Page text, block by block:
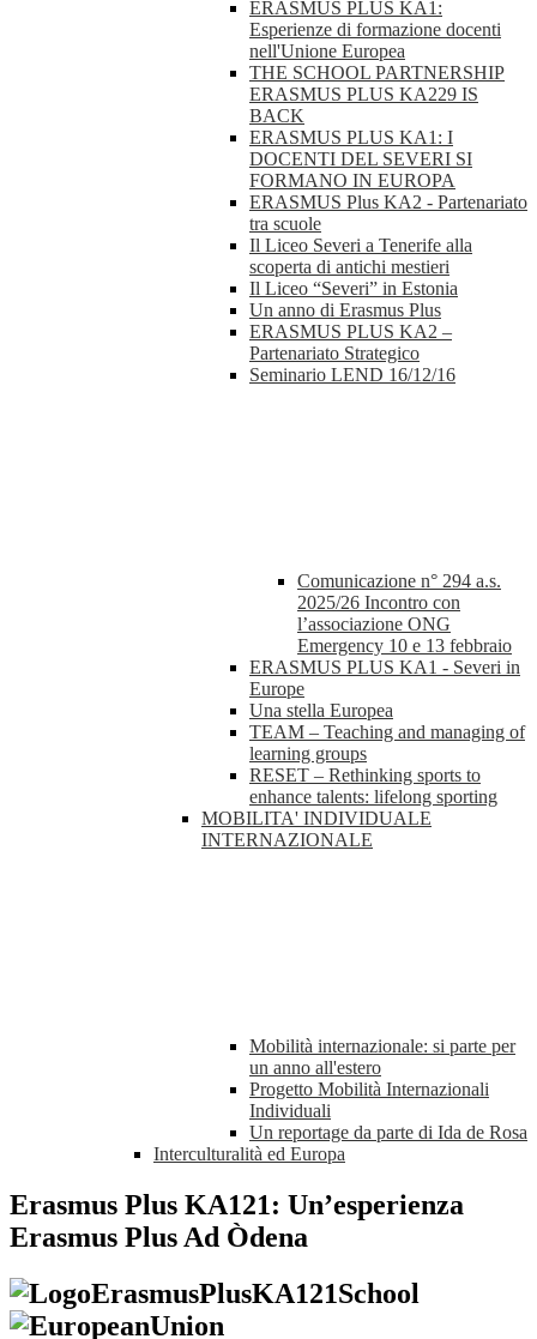
ERASMUS PLUS KA1:
Esperienze di formazione docenti
nell'Unione Europea
THE SCHOOL PARTNERSHIP
ERASMUS PLUS KA229 IS
BACK
ERASMUS PLUS KA1: I
DOCENTI DEL SEVERI SI
FORMANO IN EUROPA
ERASMUS Plus KA2 - Partenariato
tra scuole
Il Liceo Severi a Tenerife alla
scoperta di antichi mestieri
Il Liceo “Severi” in Estonia
Un anno di Erasmus Plus
ERASMUS PLUS KA2 –
Partenariato Strategico
Seminario LEND 16/12/16
Comunicazione n° 294 a.s.
2025/26 Incontro con
l’associazione ONG
Emergency 10 e 13 febbraio
ERASMUS PLUS KA1 - Severi in
Europe
Una stella Europea
TEAM – Teaching and managing of
learning groups
RESET – Rethinking sports to
enhance talents: lifelong sporting
MOBILITA' INDIVIDUALE
INTERNAZIONALE
Mobilità internazionale: si parte per
un anno all'estero
Progetto Mobilità Internazionali
Individuali
Un reportage da parte di Ida de Rosa
Interculturalità ed Europa
Erasmus Plus KA121: Un’esperienza
Erasmus Plus Ad Òdena